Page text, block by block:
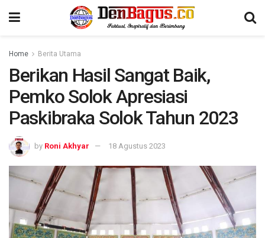
Home Berita Utama
Berikan Hasil Sangat Baik,
Pemko Solok Apresiasi
Paskibraka Solok Tahun 2023
by Roni Akhyar 18 Agustus 2023